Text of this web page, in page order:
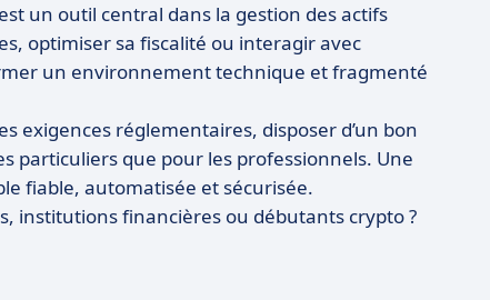
un outil central dans la gestion des actifs
optimiser sa fiscalité ou interagir avec
un environnement technique et fragmenté
exigences réglementaires, disposer d’un bon
particuliers que pour les professionnels. Une
fiable, automatisée et sécurisée.
institutions financières ou débutants crypto ?